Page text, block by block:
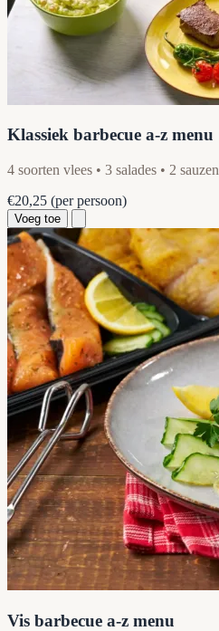
Klassiek barbecue a-z menu
4 soorten vlees • 3 salades • 2 sauzen
€20,25 (per persoon)
Voeg toe
Vis barbecue a-z menu